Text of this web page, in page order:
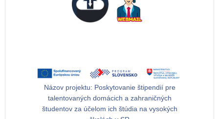
Názov projektu: Poskytovanie štipendií pre
talentovaných domácich a zahraničných
študentov za účelom ich štúdia na vysokých